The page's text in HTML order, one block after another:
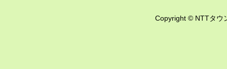
Copyright © NTTタウ